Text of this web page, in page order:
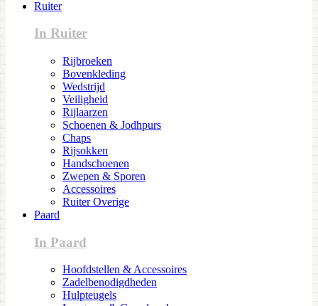
Ruiter
In Ruiter
Rijbroeken
Bovenkleding
Wedstrijd
Veiligheid
Rijlaarzen
Schoenen & Jodhpurs
Chaps
Rijsokken
Handschoenen
Zwepen & Sporen
Accessoires
Ruiter Overige
Paard
In Paard
Hoofdstellen & Accessoires
Zadelbenodigdheden
Hulpteugels